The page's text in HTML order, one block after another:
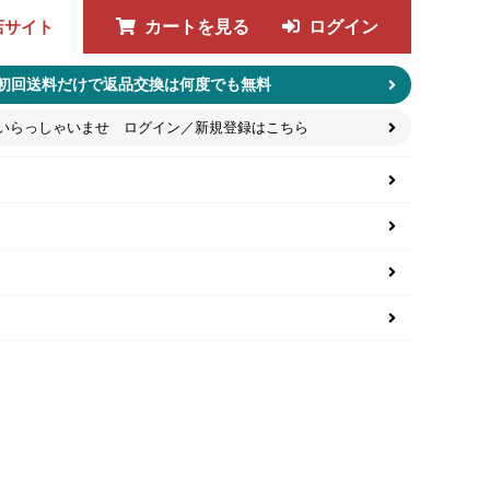
イト カートを見る ログイン
回送料だけで返品交換は何度でも無料
らっしゃいませ ログイン／新規登録はこちら